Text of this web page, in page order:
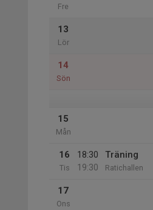
Fre
13
Lör
14
Sön
15
Mån
16
Tis
18:30
19:30
Träning
Ratichallen
17
Ons